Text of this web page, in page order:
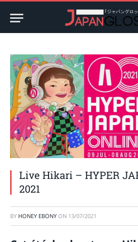
Live Hikari – HYPER
2021
BY HONEY EBONY ON 13/07/2021